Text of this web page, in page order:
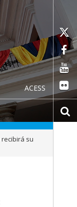
ACESS
su